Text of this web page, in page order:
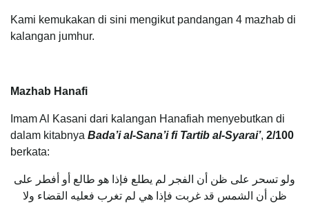
Kami kemukakan di sini mengikut pandangan 4 mazhab di
kalangan jumhur.
Mazhab Hanafi
Imam Al Kasani dari kalangan Hanafiah menyebutkan di
dalam kitabnya Bada’i al-Sana’i fi Tartib al-Syarai’, 2/100
berkata:
ولو تسحر على ظن أن الفجر لم يطلع فإذا هو طالع أو أفطر على
ظن أن الشمس قد غربت فإذا هي لم تغرب فعليه القضاء ولا